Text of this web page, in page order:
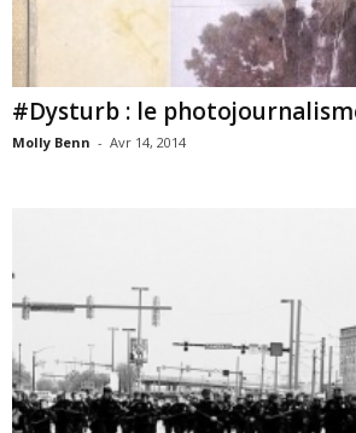
#Dysturb : le
Molly Benn - Avr 14, 2014